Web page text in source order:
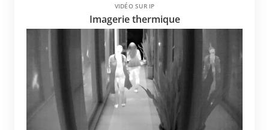
VIDÉO SUR IP
Imagerie thermique